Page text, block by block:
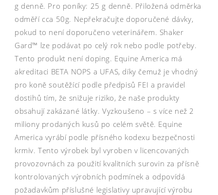
g denně. Pro poníky: 25 g denně. Přiložená odměrka
odměří cca 50g. Nepřekračujte doporučené dávky,
pokud to není doporučeno veterinářem. Shaker
Gard™ lze podávat po celý rok nebo podle potřeby.
Tento produkt není doping. Equine America má
akreditaci BETA NOPS a UFAS, díky čemuž je vhodný
pro koně soutěžící podle předpisů FEI a pravidel
dostihů tím, že snižuje riziko, že naše produkty
obsahují zakázané látky. Vyzkoušeno – s více než 2
miliony prodaných kusů po celém světě. Equine
America vyrábí podle přísného kodexu bezpečnosti
krmiv. Tento výrobek byl vyroben v licencovaných
provozovnách za použití kvalitních surovin za přísně
kontrolovaných výrobních podmínek a odpovídá
požadavkům příslušné legislativy upravující výrobu